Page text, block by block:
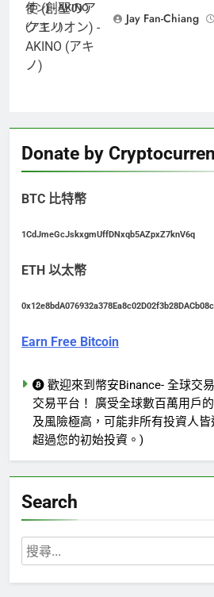
オン) - AKINO
(アキノ)
Jay Fan-Chiang
Donate by
BTC 比特幣
1CdJmeGcJskxgmUffDNxqb5AZpxZ7knV6q
ETH 以太幣
Earn Free Bitcoin
歡迎來到幣安Binance- 全球交
交易平台！ 廣受全球數百萬用戶
及風險極高，可能非所有投資人
超過您的初始投資。)
Search
搜
尋